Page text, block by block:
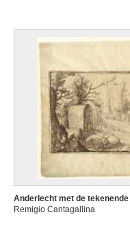
Anderlecht met de
Remigio Cantagallina